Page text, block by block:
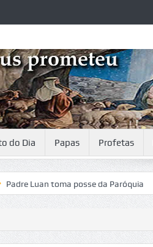
do Dia Papas Profetas
toma posse da Paróquia